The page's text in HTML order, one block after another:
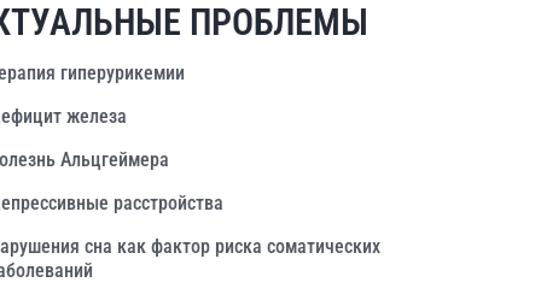
ПРОБЛЕМЫ
гиперурикемии
железа
Альцгеймера
расстройства
сна как фактор риска соматических